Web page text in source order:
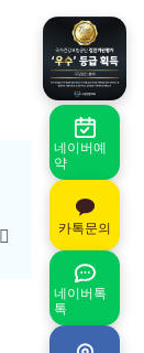
네이버예
약
카톡문의
네이버톡
톡